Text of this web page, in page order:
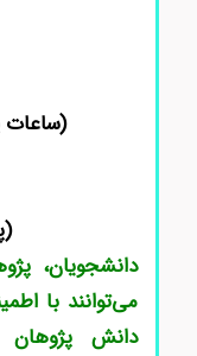
(ساعات
دانشجویان،
می‌توانند با
دانش پژوهان